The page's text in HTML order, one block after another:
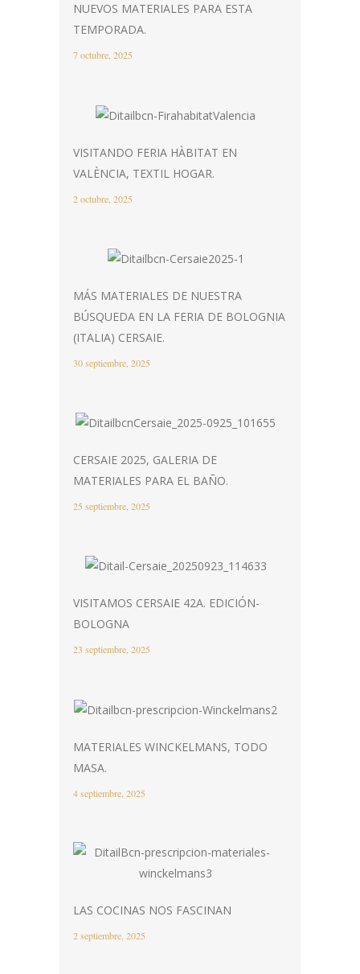
NUEVOS MATERIALES PARA ESTA
TEMPORADA.
7 octubre, 2025
VISITANDO FERIA HÀBITAT EN
VALÈNCIA, TEXTIL HOGAR.
2 octubre, 2025
MÁS MATERIALES DE NUESTRA
BÚSQUEDA EN LA FERIA DE BOLOGNIA
(ITALIA) CERSAIE.
30 septiembre, 2025
CERSAIE 2025, GALERIA DE
MATERIALES PARA EL BAÑO.
25 septiembre, 2025
VISITAMOS CERSAIE 42A. EDICIÓN-
BOLOGNA
23 septiembre, 2025
MATERIALES WINCKELMANS, TODO
MASA.
4 septiembre, 2025
LAS COCINAS NOS FASCINAN
2 septiembre, 2025